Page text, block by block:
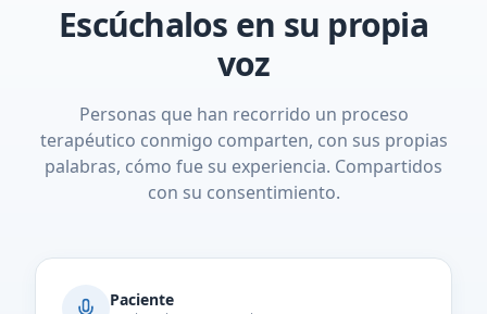
Escúchalos en su propia
voz
Personas que han recorrido un proceso
terapéutico conmigo comparten, con sus propias
palabras, cómo fue su experiencia. Compartidos
con su consentimiento.
Paciente